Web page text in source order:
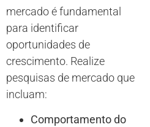
mercado é fundamental
para identificar
oportunidades de
crescimento. Realize
pesquisas de mercado que
incluam:
Comportamento do